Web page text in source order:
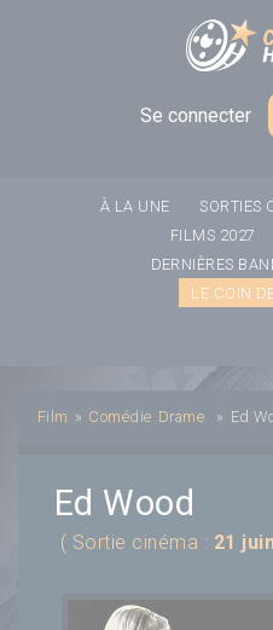
Se connecter
À LA UNE SORTIES
FILMS 2027
DERNIÈRES
LE COIN
Film » Comédie Drame » Ed
Ed Wood
( Sortie cinéma : 21
Panneau de gestion des